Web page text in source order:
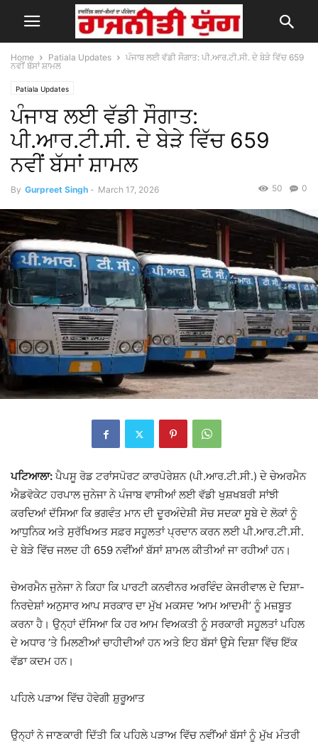
Home Patiala Updates
ਪੰਜਾਬ ਲਈ ਵੱਡੀ ਸੌਗਾਤ: ਪੀ.ਆਰ.ਟੀ.ਸੀ. ਦੇ ਬੇੜੇ ਵਿੱਚ 659
ਨਵੀਂ ਬੱਸਾਂ ਸ਼ਾਮਲ
Patiala Updates
ਪੰਜਾਬ ਲਈ ਵੱਡੀ ਸੌਗਾਤ:
ਪੀ.ਆਰ.ਟੀ.ਸੀ. ਦੇ ਬੇੜੇ ਵਿੱਚ 659
ਨਵੀਂ ਬੱਸਾਂ ਸ਼ਾਮਲ
By Gurpreet Singh - March 17, 2026 0
50
ਪਟਿਆਲਾ: ਪੈਪਸੂ ਰੋਡ ਟਰਾਂਸਪੋਰਟ ਕਾਰਪੋਰੇਸ਼ਨ(ਪੀ.ਆਰ.ਟੀ.ਸੀ.) ਦੇ ਚੇਅਰਮੈਨ
ਐਡਵੋਕੇਟ ਹਰਪਾਲ ਜੁਨੇਜਾ ਨੇ ਪੰਜਾਬ ਵਾਸੀਆਂ ਲਈ ਵੱਡੀ ਖੁਸ਼ਖਬਰੀ ਸਾਂਝੀ
ਕਰਦਿਆਂ ਦੱਸਿਆ ਕਿਭਗਵੰਤ ਮਾਨਦੀ ਦੂਰਅੰਦੇਸ਼ੀ ਸੋਚ ਸਦਕਾ ਸੂਬੇ ਦੇ ਲੋਕਾਂ ਨੂੰ
ਆਧੁਨਿਕ ਅਤੇ ਸੁਰੱਖਿਅਤ ਸਫ਼ਰ ਸਹੂਲਤਾਂ ਪ੍ਰਦਾਨ ਕਰਨ ਲਈ ਪੀ.ਆਰ.ਟੀ.ਸੀ.
ਦੇ ਬੇੜੇ ਵਿੱਚ ਜਲਦ ਹੀ 659 ਨਵੀਂਆਂ ਬੱਸਾਂ ਸ਼ਾਮਲ ਕੀਤੀਆਂ ਜਾ ਰਹੀਆਂ ਹਨ।
ਚੇਅਰਮੈਨ ਜੁਨੇਜਾ ਨੇ ਕਿਹਾ ਕਿ ਪਾਰਟੀ ਕਨਵੀਨਰਅਰਵਿੰਦ ਕੇਜਰੀਵਾਲਦੇ ਦਿਸ਼ਾ-
ਨਿਰਦੇਸ਼ਾਂ ਅਨੁਸਾਰ ਆਪ ਸਰਕਾਰ ਦਾ ਮੁੱਖ ਮਕਸਦ ‘ਆਮ ਆਦਮੀ’ ਨੂੰ ਮਜ਼ਬੂਤ
ਕਰਨਾ ਹੈ। ਉਨ੍ਹਾਂ ਦੱਸਿਆ ਕਿ ਹਰ ਆਮ ਵਿਅਕਤੀ ਨੂੰ ਸਰਕਾਰੀ ਸਹੂਲਤਾਂ ਪਹਿਲ
ਦੇ ਅਧਾਰ ’ਤੇ ਮਿਲਣੀਆਂ ਚਾਹੀਦੀਆਂ ਹਨ ਅਤੇ ਇਹ ਬੱਸਾਂ ਉਸੇ ਦਿਸ਼ਾ ਵਿੱਚ ਇੱਕ
ਵੱਡਾ ਕਦਮ ਹਨ।
ਪਹਿਲੇ ਪੜਾਅ ਵਿੱਚ ਹੋਵੇਗੀ ਸ਼ੁਰੂਆਤ
ਉਨ੍ਹਾਂ ਨੇ ਜਾਣਕਾਰੀ ਦਿੱਤੀ ਕਿ ਪਹਿਲੇ ਪੜਾਅ ਵਿੱਚ ਨਵੀਂਆਂ ਬੱਸਾਂ ਨੂੰ ਮੁੱਖ ਮੰਤਰੀ